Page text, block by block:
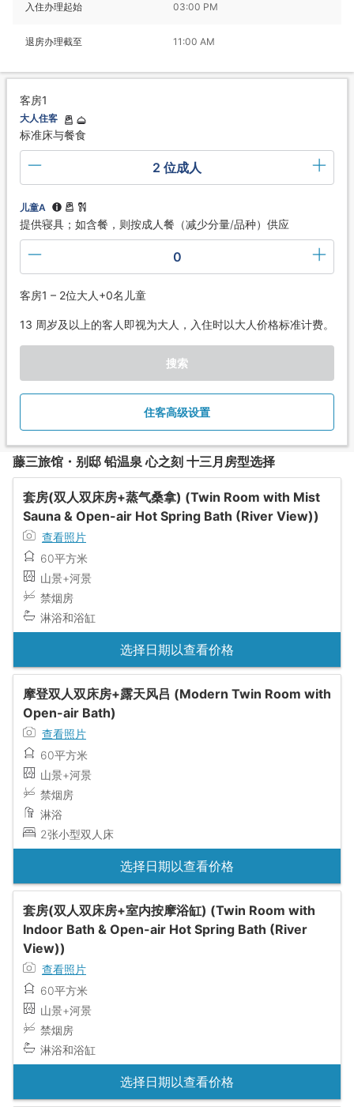
入住办理起始 03:00 PM
退房办理截至 11:00 AM
客房1
大人住客
标准床与餐食
2 位成人
儿童A
提供寝具；如含餐，则按成人餐（减少分量/品种）供应
0
客房1 – 2位大人+0名儿童
13 周岁及以上的客人即视为大人，入住时以大人价格标准计费。
搜索
住客高级设置
藤三旅馆・别邸 铅温泉 心之刻 十三月房型选择
套房(双人双床房+蒸气桑拿) (Twin Room with Mist
Sauna & Open-air Hot Spring Bath (River View))
查看照片
60平方米
山景+河景
禁烟房
淋浴和浴缸
选择日期以查看价格
摩登双人双床房+露天风吕 (Modern Twin Room with
Open-air Bath)
查看照片
60平方米
山景+河景
禁烟房
淋浴
2张小型双人床
选择日期以查看价格
套房(双人双床房+室内按摩浴缸) (Twin Room with
Indoor Bath & Open-air Hot Spring Bath (River
View))
查看照片
60平方米
山景+河景
禁烟房
淋浴和浴缸
选择日期以查看价格